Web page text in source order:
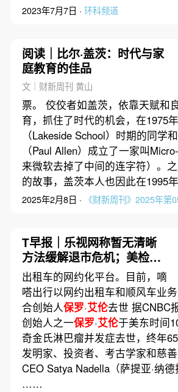
2023年7月7日 · 环科频道
阅读｜比尔·盖茨：时代与家
庭教育的佳品
文｜财新周刊 黄山
票。 佼佼者如盖茨，依靠天赋和
育，抓住了时代的机会，在1975
（Lakeside School）时期的同学
（Paul Allen）成立了一家叫
来微软去掉了中间的连字符）。
的故事，盖茨本人也因此在
2025年2月8日 · 《财新周刊》2025年第
T早报｜乐视网称暂无清晰
方法缓解退市危机；美检方
称仍未决定是否起诉刘强
东；微软联合创始人保罗·艾
伦去世
出租车的网约化平台。目前，嘀
嗒出行以网约出租车和顺风车业
合创始人保罗·艾伦去世 据CNBC
创始人之一保罗·艾伦于美东时间
奇金氏淋巴瘤并发症去世，终年65
发明家、投资者、考古学家和慈
CEO Satya Nadella（萨提亚·纳德
……